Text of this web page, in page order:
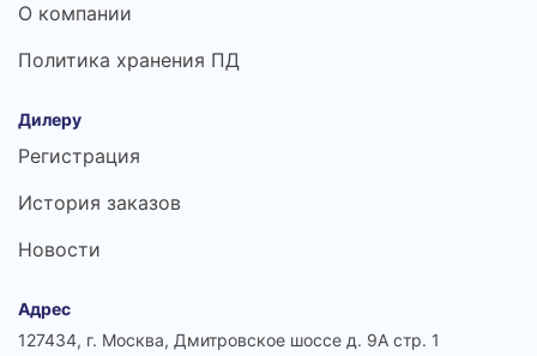
О компании
Политика хранения ПД
Дилеру
Регистрация
История заказов
Новости
Адрес
127434, г. Москва, Дмитровское шоссе д. 9А стр. 1